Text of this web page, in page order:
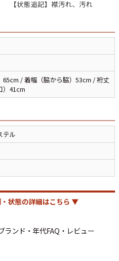
W31,W32 W33,W34
ニメ
ャツ
Tシャツ
ロ ミリタリー
を見る
す
【状態追記】襟汚れ、汚れ
65cm / 着幅（脇から脇）53cm / 裄丈
）41cm
テル
状態の詳細はこちら ▼
ランド・年代FAQ・レビュー